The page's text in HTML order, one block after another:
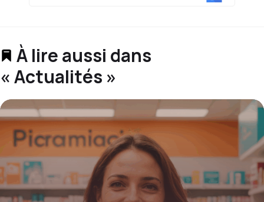
À lire aussi dans
« Actualités »